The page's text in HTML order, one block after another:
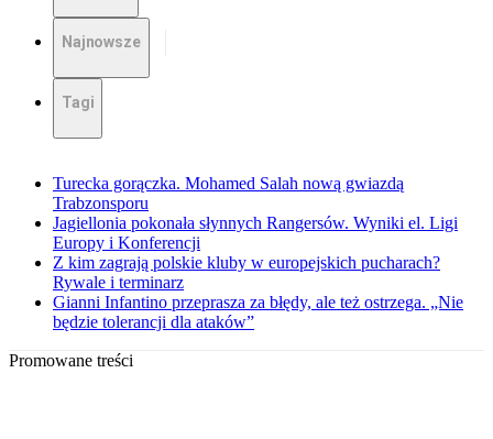
Najnowsze
Tagi
Turecka gorączka. Mohamed Salah nową gwiazdą
Trabzonsporu
Jagiellonia pokonała słynnych Rangersów. Wyniki el. Ligi
Europy i Konferencji
Z kim zagrają polskie kluby w europejskich pucharach?
Rywale i terminarz
Gianni Infantino przeprasza za błędy, ale też ostrzega. „Nie
będzie tolerancji dla ataków”
Promowane treści